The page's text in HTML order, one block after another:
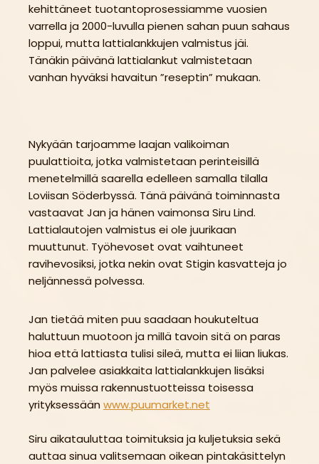
kehittäneet tuotantoprosessiamme vuosien
varrella ja 2000-luvulla pienen sahan puun sahaus
loppui, mutta lattialankkujen valmistus jäi.
Tänäkin päivänä lattialankut valmistetaan
vanhan hyväksi havaitun ”reseptin” mukaan.
Nykyään tarjoamme laajan valikoiman
puulattioita, jotka valmistetaan perinteisillä
menetelmillä saarella edelleen samalla tilalla
Loviisan Söderbyssä. Tänä päivänä toiminnasta
vastaavat Jan ja hänen vaimonsa Siru Lind.
Lattialautojen valmistus ei ole juurikaan
muuttunut. Työhevoset ovat vaihtuneet
ravihevosiksi, jotka nekin ovat Stigin kasvatteja jo
neljännessä polvessa.
Jan tietää miten puu saadaan houkuteltua
haluttuun muotoon ja millä tavoin sitä on paras
hioa että lattiasta tulisi sileä, mutta ei liian liukas.
Jan palvelee asiakkaita lattialankkujen lisäksi
myös muissa rakennustuotteissa toisessa
yrityksessään www.puumarket.net
Siru aikatauluttaa toimituksia ja kuljetuksia sekä
auttaa sinua valitsemaan oikean pintakäsittelyn